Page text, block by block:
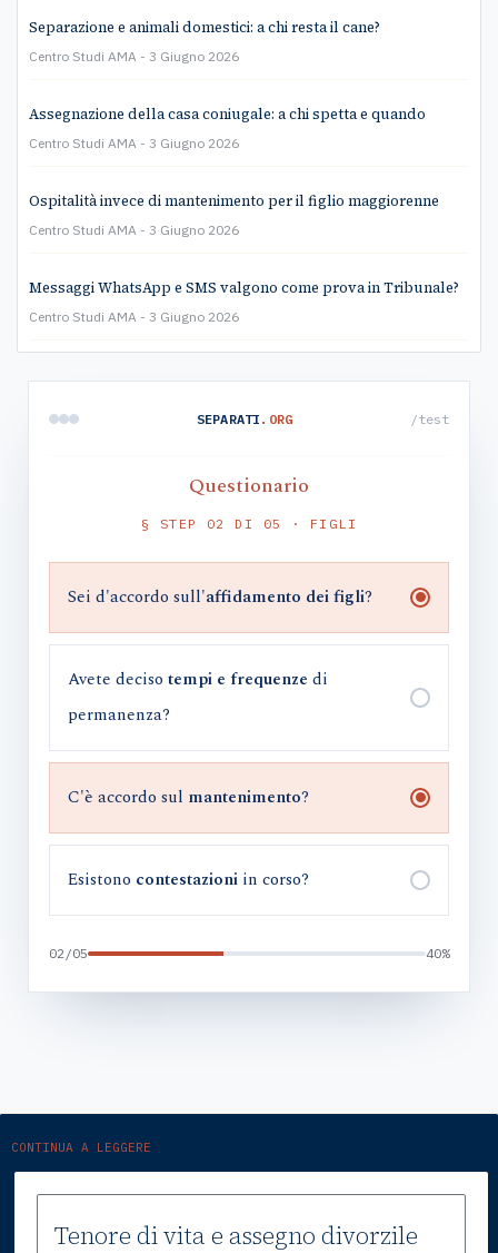
Separazione e animali domestici: a chi resta il cane?
Centro Studi AMA 3 Giugno 2026
Assegnazione della casa coniugale: a chi spetta e quando
Centro Studi AMA 3 Giugno 2026
Ospitalità invece di mantenimento per il figlio maggiorenne
Centro Studi AMA 3 Giugno 2026
Messaggi WhatsApp e SMS valgono come prova in Tribunale?
Centro Studi AMA 3 Giugno 2026
SEPARATI .ORG /test
Questionario
§ STEP 02 DI 05 · FIGLI
Sei d'accordo sull'affidamento dei figli?
Avete deciso tempi e frequenze di
permanenza?
C'è accordo sul mantenimento?
Esistono contestazioni in corso?
02/05 40%
CONTINUA A LEGGERE
Tenore di vita e assegno divorzile